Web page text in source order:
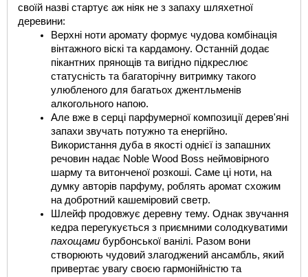
своїй назві стартує аж ніяк не з запаху шляхетної
деревини:
Верхні ноти аромату формує чудова комбінація
вінтажного віскі та кардамону. Останній додає
пікантних прянощів та вигідно підкреслює
статусність та багаторічну витримку такого
улюбленого для багатьох джентльменів
алкогольного напою.
Але вже в серці парфумерної композиції дерев'яні
запахи звучать потужно та енергійно.
Використання дуба в якості однієї із запашних
речовин надає Noble Wood Boss неймовірного
шарму та витонченої розкоші. Саме ці ноти, на
думку авторів парфуму, роблять аромат схожим
на добротний кашеміровий светр.
Шлейф продовжує деревну тему. Однак звучання
пахощами бурбонської ванілі. Разом вони
створюють чудовий злагоджений ансамбль, який
привертає увагу своєю гармонійністю та